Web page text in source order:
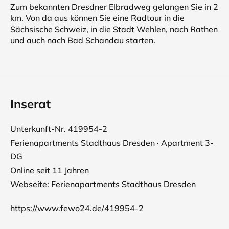
Zum bekannten Dresdner Elbradweg gelangen Sie in 2
km. Von da aus können Sie eine Radtour in die
Sächsische Schweiz, in die Stadt Wehlen, nach Rathen
und auch nach Bad Schandau starten.
Inserat
Unterkunft-Nr. 419954-2
Ferienapartments Stadthaus Dresden · Apartment 3-
DG
Online seit 11 Jahren
Webseite: Ferienapartments Stadthaus Dresden
https://www.fewo24.de/419954-2